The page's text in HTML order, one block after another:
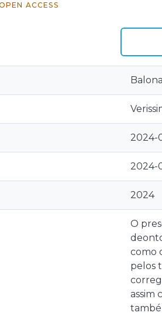
ACCESS
2024-
2024-
2024
O
como
pelos
assim